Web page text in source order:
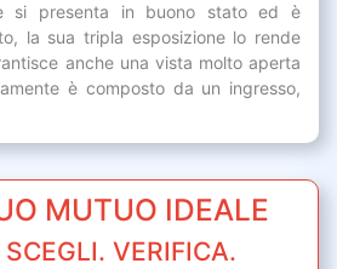
si presenta in buono stato ed è
la sua tripla esposizione lo rende
anche una vista molto aperta
è composto da un ingresso,
MUTUO IDEALE
VERIFICA.